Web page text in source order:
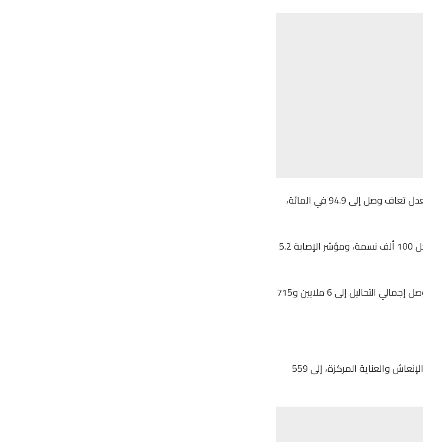
وأضافت وزارة الصحة أن مجموع حالات الشفاء التام وصل إلى 540.474 حالة، وذلك بمعدل تعاف وصل إلى 94.9 في المائة،
وحسب وزارة الصحة، فإن معدل الإصابة التراكمي بالمغرب أصبح يناهز 1564.7 إصابة لكل 100 ألف نسمة، ومؤشر الإصابة 5.2
وأبرزت الوزارة أن حصيلة التحاليل الجديدة المنجزة بلغت 11.312 تحليلة جديدة، في حين وصل إجمالي التحاليل إلى 6 ملايين و715
وحسب الوزارة، يصل العدد الإجمالي للحالات الخطيرة أو الحرجة الموجودة حاليا بأقسام الإنعاش والعناية المركزة، إلى 559